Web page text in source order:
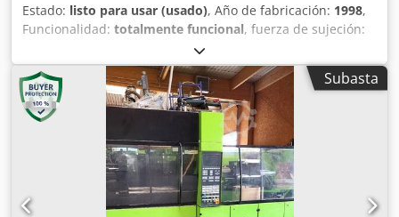
Estado: listo para usar (usado), Año de fabricación: 1998,
Funcionalidad: totalmente funcional, fuerza de sujeción:
, ¡Sin precio mínimo – venta garantizada al mejor
postor! DETALLES TÉCNICOS Fuerza de cierre: 200 t
Distancia entre columnas: 560 x 560 mm Diámetro del
husillo (primer componente): 60 mm Diámetro del husillo
(segundo componente): 35 mm Peso de inyección (primer
componente): 566 g Peso de inyección (segundo
componente): 178 g Crjdoy Exdlspfx Ahlof EQUIPAMIENTO
Sistema bicomponente Sistema Kraussmaffei Multinject
Nota: Si compra varios artículos del mismo emplazamiento
Subasta